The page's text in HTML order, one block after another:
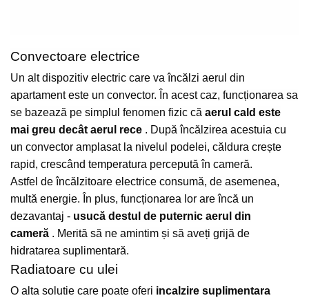
Convectoare electrice
Un alt dispozitiv electric care va încălzi aerul din
apartament este un convector. În acest caz, funcționarea sa
se bazează pe simplul fenomen fizic că aerul cald este
mai greu decât aerul rece . După încălzirea acestuia cu
un convector amplasat la nivelul podelei, căldura crește
rapid, crescând temperatura percepută în cameră.
Astfel de încălzitoare electrice consumă, de asemenea,
multă energie. În plus, funcționarea lor are încă un
dezavantaj - usucă destul de puternic aerul din
cameră . Merită să ne amintim și să aveți grijă de
hidratarea suplimentară.
Radiatoare cu ulei
O alta solutie care poate oferi incalzire suplimentara